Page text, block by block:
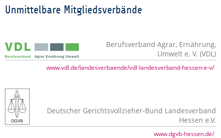
Unmittelbare Mitgliedsverbände
Berufsverband Agrar, Ernährung,
Umwelt e. V. (VDL)
www.vdl.de/landesverbaende/vdl-landesverband-hessen-e-v/
Deutscher Gerichtsvollzieher-Bund Landesverband
Hessen e.V.
www.dgvb-hessen.de/